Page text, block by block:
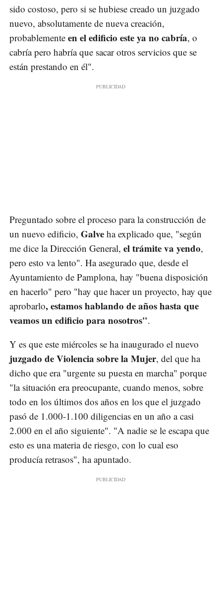
sido costoso, pero si se hubiese creado un juzgado
nuevo, absolutamente de nueva creación,
probablemente en el edificio este ya no cabría, o
cabría pero habría que sacar otros servicios que se
están prestando en él".
Preguntado sobre el proceso para la construcción de
un nuevo edificio, Galve ha explicado que, "según
me dice la Dirección General, el trámite va yendo,
pero esto va lento". Ha asegurado que, desde el
Ayuntamiento de Pamplona, hay "buena disposición
en hacerlo" pero "hay que hacer un proyecto, hay que
aprobarlo, estamos hablando de años hasta que
veamos un edificio para nosotros".
Y es que este miércoles se ha inaugurado el nuevo
juzgado de Violencia sobre la Mujer, del que ha
dicho que era "urgente su puesta en marcha" porque
"la situación era preocupante, cuando menos, sobre
todo en los últimos dos años en los que el juzgado
pasó de 1.000-1.100 diligencias en un año a casi
2.000 en el año siguiente". "A nadie se le escapa que
esto es una materia de riesgo, con lo cual eso
producía retrasos", ha apuntado.